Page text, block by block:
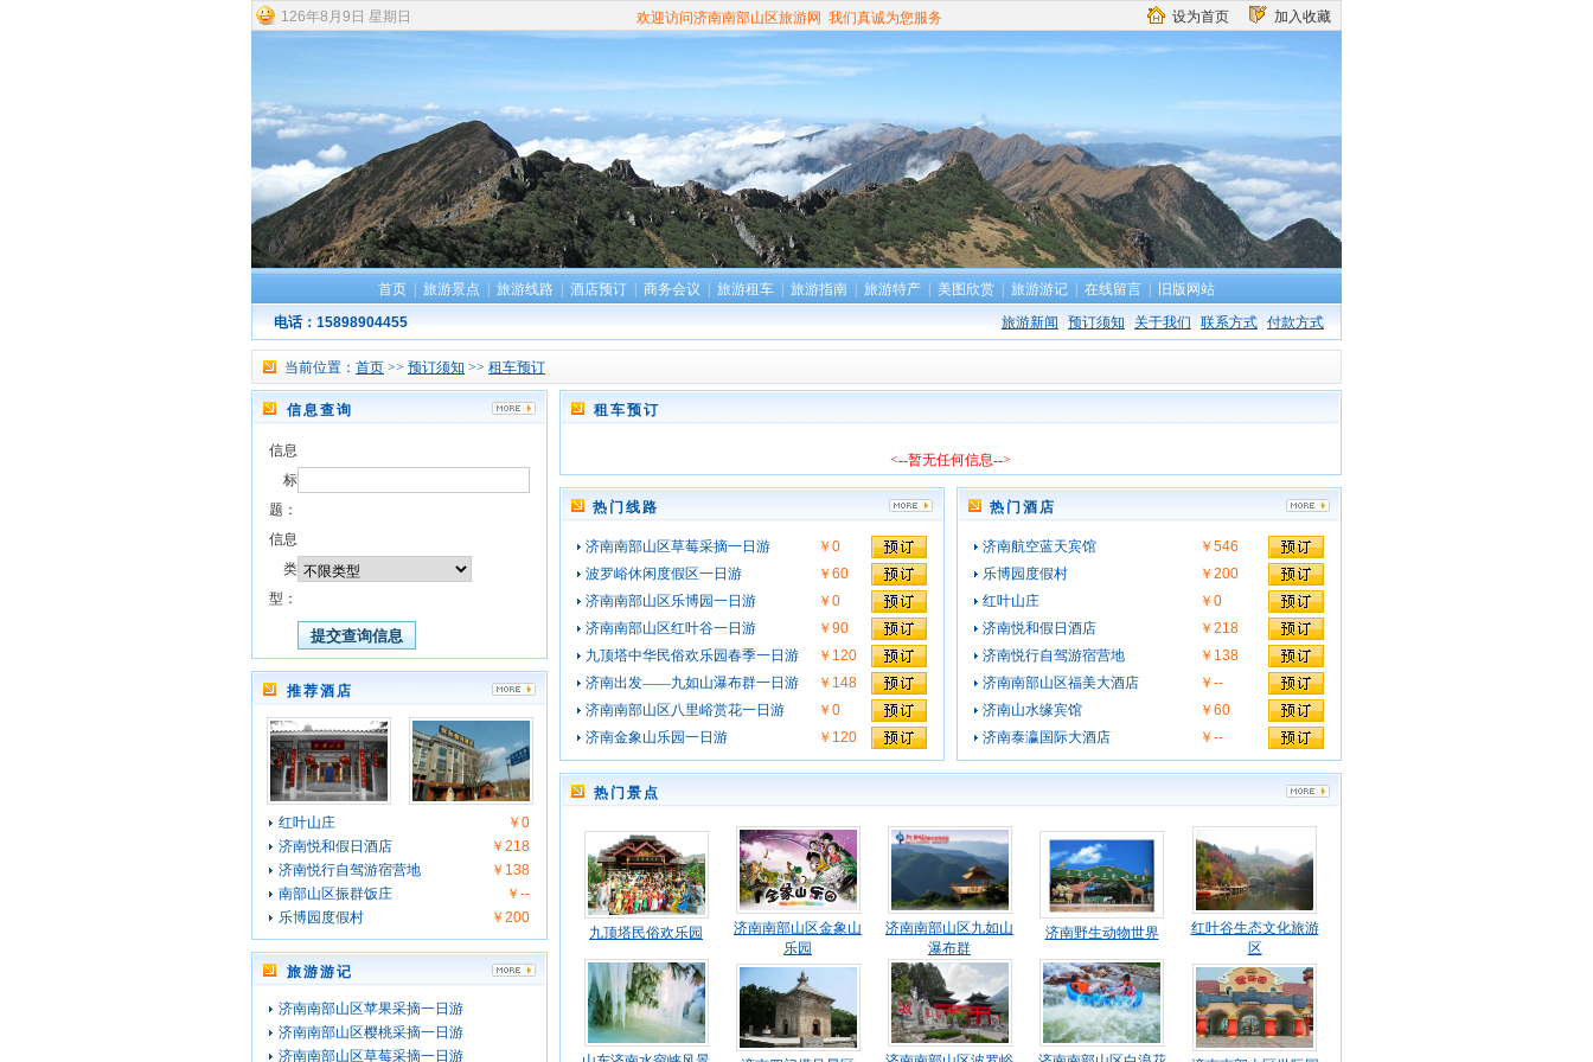
126年8 月 9 日 星期日 欢迎访问济南南部山区旅游网 我们真诚为您服务 设为首页 加入收藏
首页 旅游景点 旅游线路 酒店预订 商务会议 旅游租车 旅游指南 旅游特产 美图欣赏 旅游游记 在线留言
旧版网站
电话：15898904455
旅游新闻 预订须知 关于我们 联系方式 付款方式
当前位置： 首页 >> 预订须知 >> 租车预订
信息查询
信息
标
题：
信息
类
型：
推荐酒店
红叶山庄
￥0
济南悦和假日酒店
￥218
济南悦行自驾游宿营地
￥138
南部山区振群饭庄
￥--
乐博园度假村
￥200
旅游游记
济南南部山区苹果采摘一日游
济南南部山区樱桃采摘一日游
济南南部山区草莓采摘一日游
租车预订
<--暂无任何信息-->
热门线路
济南南部山区草莓采摘一日游
￥0
波罗峪休闲度假区一日游
￥60
济南南部山区乐博园一日游
￥0
济南南部山区红叶谷一日游
￥90
九顶塔中华民俗欢乐园春季一日游
￥120
济南出发——九如山瀑布群一日游
￥148
济南南部山区八里峪赏花一日游
￥0
济南金象山乐园一日游
￥120
热门酒店
济南航空蓝天宾馆
￥546
乐博园度假村
￥200
红叶山庄
￥0
济南悦和假日酒店
￥218
济南悦行自驾游宿营地
￥138
济南南部山区福美大酒店
￥--
济南山水缘宾馆
￥60
济南泰瀛国际大酒店
￥--
热门景点
九顶塔民俗欢乐园
济南南部山区金象山
乐园
济南南部山区九如山
瀑布群
济南野生动物世界
红叶谷生态文化旅游
区